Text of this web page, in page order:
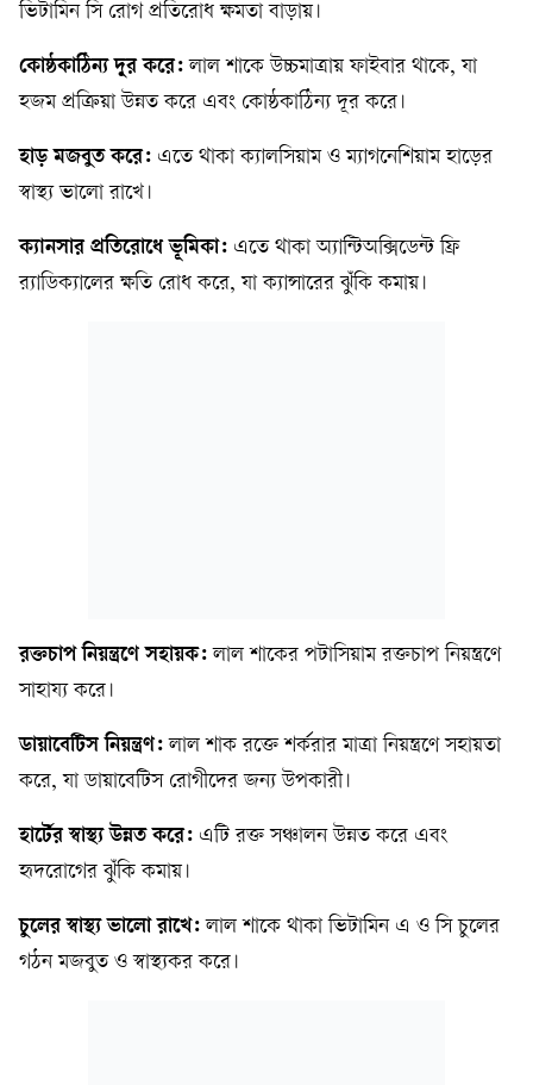
ভিটামিন সি রোগ প্রতিরোধ ক্ষমতা বাড়ায়।
কোষ্ঠকাঠিন্য দূর করে: লাল শাকে উচ্চমাত্রায় ফাইবার থাকে, যা
হজম প্রক্রিয়া উন্নত করে এবং কোষ্ঠকাঠিন্য দূর করে।
হাড় মজবুত করে: এতে থাকা ক্যালসিয়াম ও ম্যাগনেশিয়াম হাড়ের
স্বাস্থ্য ভালো রাখে।
ক্যানসার প্রতিরোধে ভূমিকা: এতে থাকা অ্যান্টিঅক্সিডেন্ট ফ্রি
র‍্যাডিক্যালের ক্ষতি রোধ করে, যা ক্যান্সারের ঝুঁকি কমায়।
রক্তচাপ নিয়ন্ত্রণে সহায়ক: লাল শাকের পটাসিয়াম রক্তচাপ নিয়ন্ত্রণে
সাহায্য করে।
ডায়াবেটিস নিয়ন্ত্রণ: লাল শাক রক্তে শর্করার মাত্রা নিয়ন্ত্রণে সহায়তা
করে, যা ডায়াবেটিস রোগীদের জন্য উপকারী।
হার্টের স্বাস্থ্য উন্নত করে: এটি রক্ত সঞ্চালন উন্নত করে এবং
হৃদরোগের ঝুঁকি কমায়।
চুলের স্বাস্থ্য ভালো রাখে: লাল শাকে থাকা ভিটামিন এ ও সি চুলের
গঠন মজবুত ও স্বাস্থ্যকর করে।